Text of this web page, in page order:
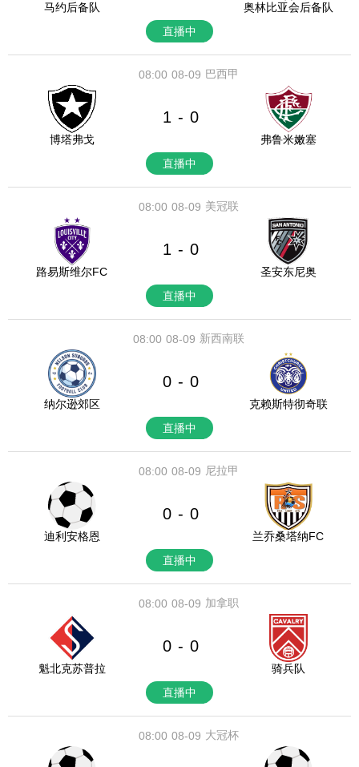
马约后备队
奥林比亚会后备队
直播中
08-09
08:00 巴西甲
博塔弗戈
1 - 0
弗鲁米嫩塞
直播中
08-09
08:00 美冠联
路易斯维尔FC
1 - 0
圣安东尼奥
直播中
08-09
08:00 新西南联
纳尔逊郊区
0 - 0
克赖斯特彻奇联
直播中
08-09
08:00 尼拉甲
迪利安格恩
0 - 0
兰乔桑塔纳FC
直播中
08-09
08:00 加拿职
魁北克苏普拉
0 - 0
骑兵队
直播中
08-09
08:00 大冠杯